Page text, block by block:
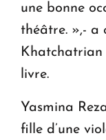
une bonne
théâtre. »,- a
livre.
Yasmina
fille d’une